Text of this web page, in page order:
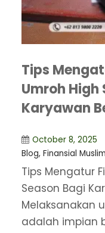
Tips
Umroh High
Karyawan
October 8, 2025
Blog, Finansial Muslim
Tips Mengatur
Season Bagi
Melaksanakan
adalah impian